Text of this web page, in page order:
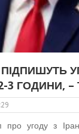
3 ГОДИНИ, –
угоду з